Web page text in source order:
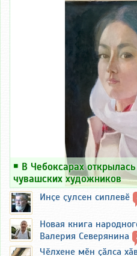
￭ В Чебоксарах
чувашских художников
Инҫе ҫулсен сиплевӗ
Новая книга
Валерия Северянина
Чӗлхене мӗн ҫӑлса